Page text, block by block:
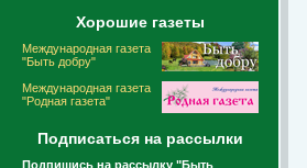
Хорошие газеты
Международная газета
"Быть добру"
Международная газета
"Родная газета"
Подписаться на рассылки
Подпишись на рассылку "Быть